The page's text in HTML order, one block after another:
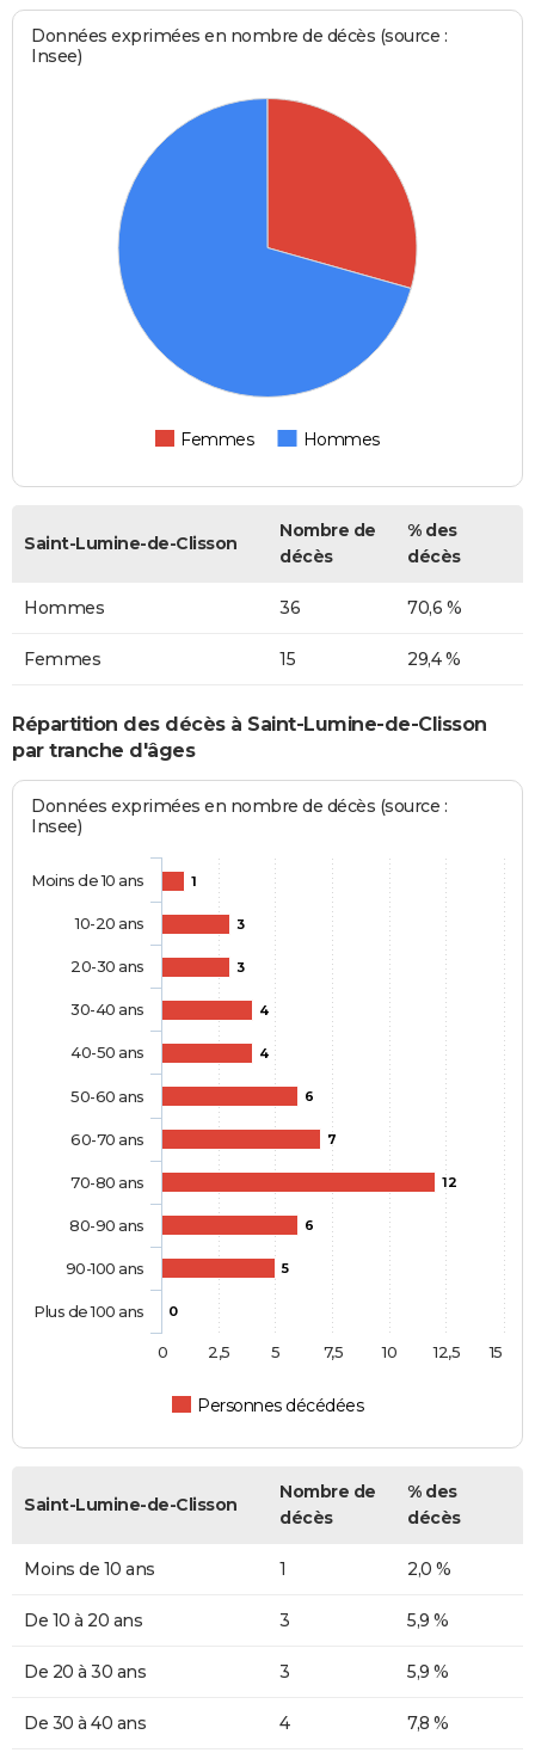
Données exprimées en nombre de décès (source :
Insee)
Femmes Hommes
Saint-Lumine-de-Clisson
Nombre de
décès
% des
décès
Hommes 36 70,6 %
Femmes 15 29,4 %
Répartition des décès à Saint-Lumine-de-Clisson
par tranche d'âges
Données exprimées en nombre de décès (source :
Insee)
1
3
3
4
4
6
7
12
6
5
0
Personnes décédées
Moins de 10 ans
10-20 ans
20-30 ans
30-40 ans
40-50 ans
50-60 ans
60-70 ans
70-80 ans
80-90 ans
90-100 ans
Plus de 100 ans
0 2,5 5 7,5 10 12,5 15
Saint-Lumine-de-Clisson
Nombre de
décès
% des
décès
Moins de 10 ans 1 2,0 %
De 10 à 20 ans 3 5,9 %
De 20 à 30 ans 3 5,9 %
De 30 à 40 ans 4 7,8 %